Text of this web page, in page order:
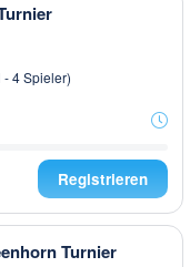
4 Spieler)
Registrieren
Turnier